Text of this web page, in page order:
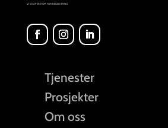
VI SKAPER ROM FOR BEGEISTRING
Tjenester
Prosjekter
Om oss